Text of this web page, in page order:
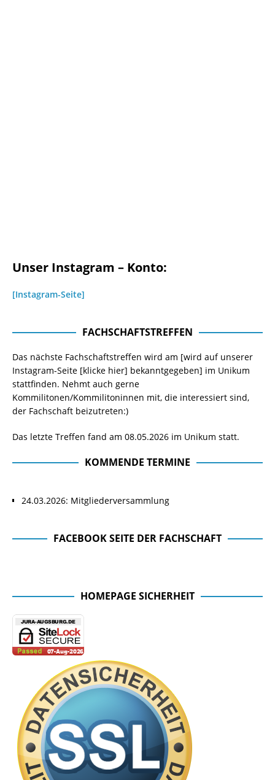
Unser Instagram – Konto:
[Instagram-Seite]
FACHSCHAFTSTREFFEN
Das nächste Fachschaftstreffen wird am [wird auf unserer
Instagram-Seite [klicke hier] bekanntgegeben] im Unikum
stattfinden. Nehmt auch gerne
Kommilitonen/Kommilitoninnen mit, die interessiert sind,
der Fachschaft beizutreten:)
Das letzte Treffen fand am 08.05.2026 im Unikum statt.
KOMMENDE TERMINE
24.03.2026: Mitgliederversammlung
FACEBOOK SEITE DER FACHSCHAFT
HOMEPAGE SICHERHEIT